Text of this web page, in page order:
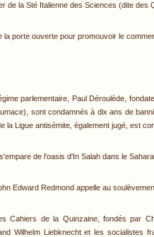
de la Sté Italienne des Sciences (dite des
la porte ouverte pour promouvoir le
parlementaire, Paul Déroulède,
sont condamnés à dix ans de
la Ligue antisémite, également jugé, est
de l'oasis d'In Salah dans le Sahara
Edward Redmond appelle au
Cahiers de la Quinzaine, fondés par
Wilhelm Liebknecht et les socialistes